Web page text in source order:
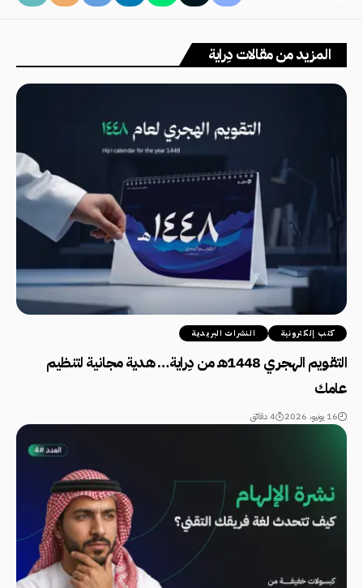
المزيد من مقالات دِراية
كتب إلكترونية النشرات البريدية
التقويم الهجري 1448هـ من دِراية… هدية مجانية لتنظيم
عامك
16 يونيو، 2026 4 دقائق